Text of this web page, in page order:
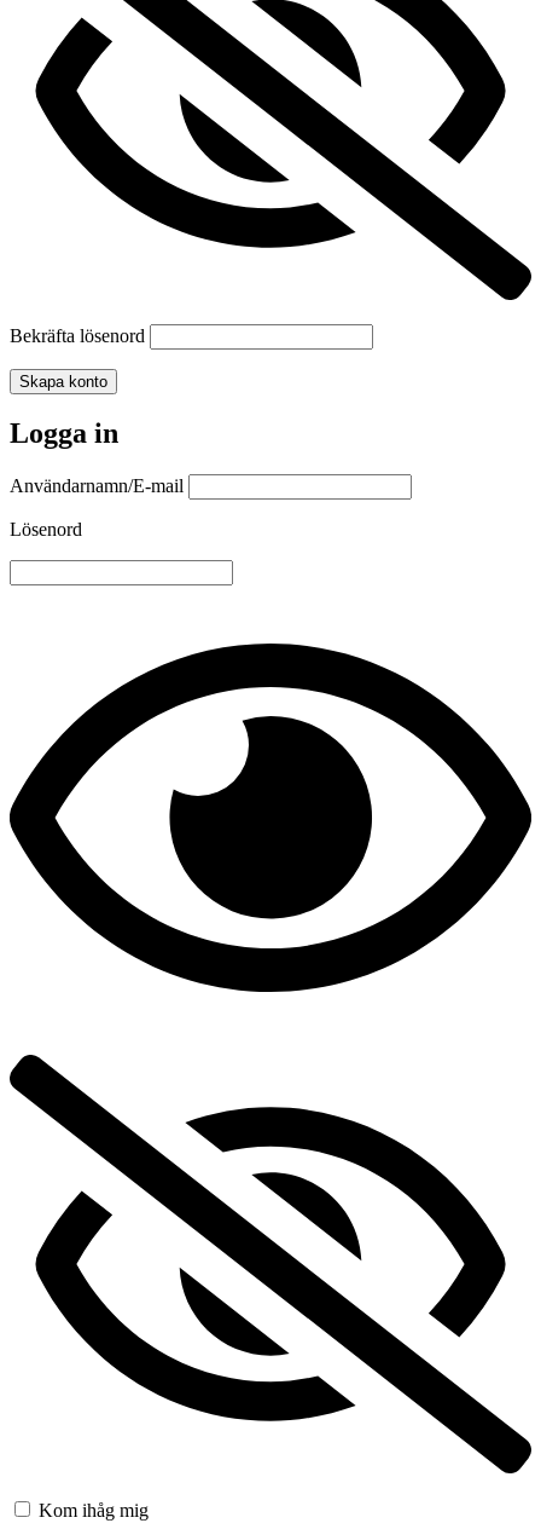
Bekräfta lösenord
Skapa konto
Logga in
Användarnamn/E-mail
Lösenord
Kom ihåg mig